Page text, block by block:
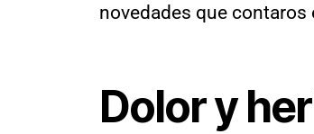
novedades que
Dolor y